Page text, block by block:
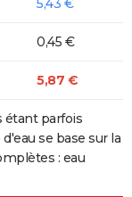
0,45 €
5,87 €
étant parfois
se base sur la
: eau